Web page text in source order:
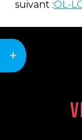
+
suivant :OL-